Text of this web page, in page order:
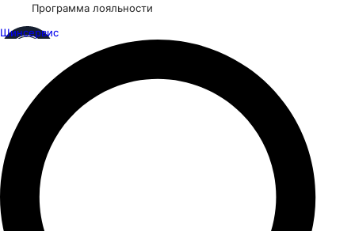
Программа лояльности
Шинсервис